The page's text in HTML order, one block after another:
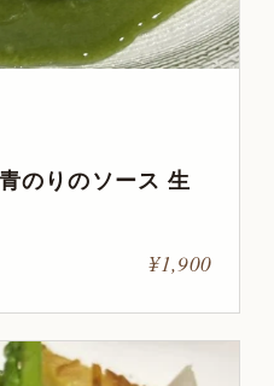
のりのソース 生
¥1,900